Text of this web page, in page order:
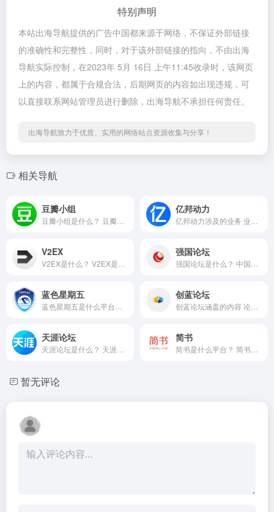
特别声明
本站出海导航提供的广告中国都来源于网络，不保证外部链接
的准确性和完整性，同时，对于该外部链接的指向，不由出海
导航实际控制，在2023年 5月 16日 上午11:45收录时，该网页
上的内容，都属于合规合法，后期网页的内容如出现违规，可
以直接联系网站管理员进行删除，出海导航不承担任何责任。
出海导航致力于优质、实用的网络站点资源收集与分享！
相关导航
豆瓣小组 亿邦动力
V2EX 强国论坛
蓝色星期五 创蓝论坛
天涯论坛 简书
暂无评论